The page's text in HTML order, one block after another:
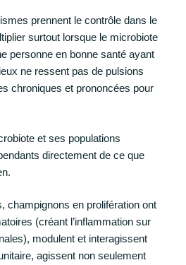
prennent le contrôle dans le
surtout lorsque le microbiote
personne en bonne santé ayant
ne ressent pas de pulsions
chroniques et prononcées pour
et ses populations
directement de ce que
champignons en prolifération ont
(créant l’inflammation sur
modulent et interagissent
agissent non seulement